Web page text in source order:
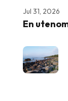
Jul 31, 2026
En